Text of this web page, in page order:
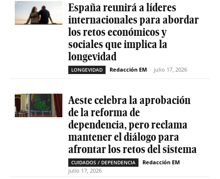
España reunirá a líderes
internacionales para abordar
los retos económicos y
sociales que implica la
longevidad
LONGEVIDAD Redacción EM - julio 17, 2026
Aeste celebra la aprobación
de la reforma de
dependencia, pero reclama
mantener el diálogo para
afrontar los retos del sistema
CUIDADOS / DEPENDENCIA Redacción EM -
julio 17, 2026